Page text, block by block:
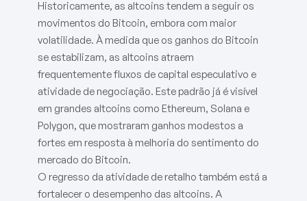
Historicamente, as altcoins tendem a seguir os
movimentos do Bitcoin, embora com maior
volatilidade. À medida que os ganhos do Bitcoin
se estabilizam, as altcoins atraem
frequentemente fluxos de capital especulativo e
atividade de negociação. Este padrão já é visível
em grandes altcoins como Ethereum, Solana e
Polygon, que mostraram ganhos modestos a
fortes em resposta à melhoria do sentimento do
mercado do Bitcoin.
O regresso da atividade de retalho também está a
fortalecer o desempenho das altcoins. A